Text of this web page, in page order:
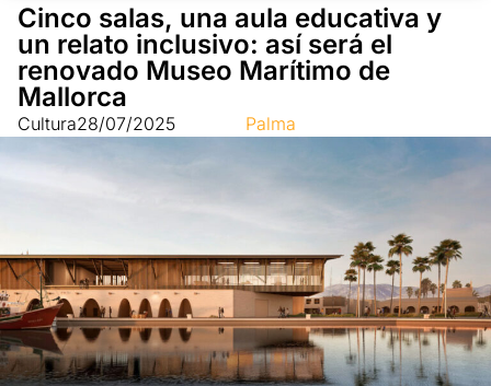
Cinco salas, una aula educativa y
un relato inclusivo: así será el
renovado Museo Marítimo de
Mallorca
Cultura28/07/2025 Palma